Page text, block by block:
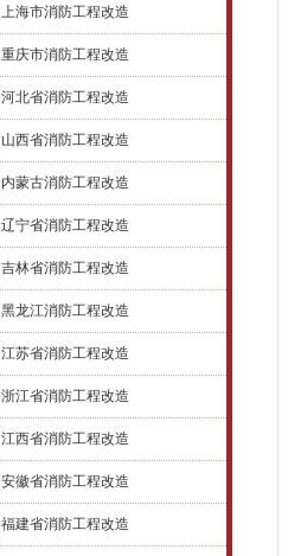
上海市消防工程改造
重庆市消防工程改造
河北省消防工程改造
山西省消防工程改造
内蒙古消防工程改造
辽宁省消防工程改造
吉林省消防工程改造
黑龙江消防工程改造
江苏省消防工程改造
浙江省消防工程改造
江西省消防工程改造
安徽省消防工程改造
福建省消防工程改造